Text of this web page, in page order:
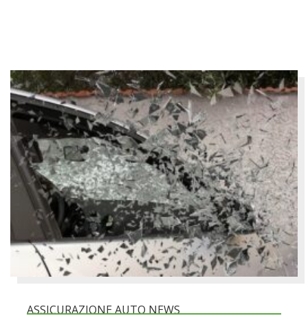
ASSICURAZIONE AUTO NEWS